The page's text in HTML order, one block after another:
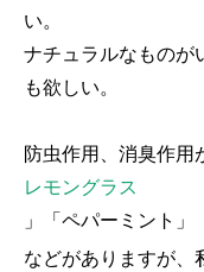
い。
ナチュラルなものが
も欲しい。
防虫作用、消臭作用
レモングラス
」「ペパーミント」
などがありますが、